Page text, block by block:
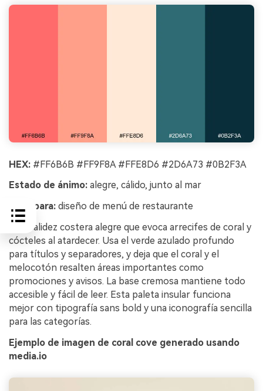
HEX: #FF6B6B #FF9F8A #FFE8D6 #2D6A73 #0B2F3A
Estado de ánimo: alegre, cálido, junto al mar
Ideal para: diseño de menú de restaurante
Una calidez costera alegre que evoca arrecifes de coral y
cócteles al atardecer. Usa el verde azulado profundo
para títulos y separadores, y deja que el coral y el
melocotón resalten áreas importantes como
promociones y avisos. La base cremosa mantiene todo
accesible y fácil de leer. Esta paleta insular funciona
mejor con tipografía sans bold y una iconografía sencilla
para las categorías.
Ejemplo de imagen de coral cove generado usando
media.io